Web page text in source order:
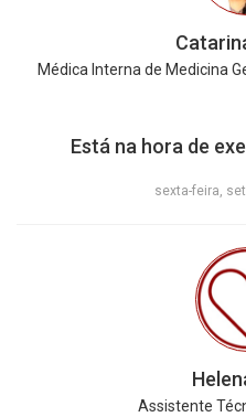
Médica Interna de Medicina
Está na hora de
sexta-feira,
Assistente